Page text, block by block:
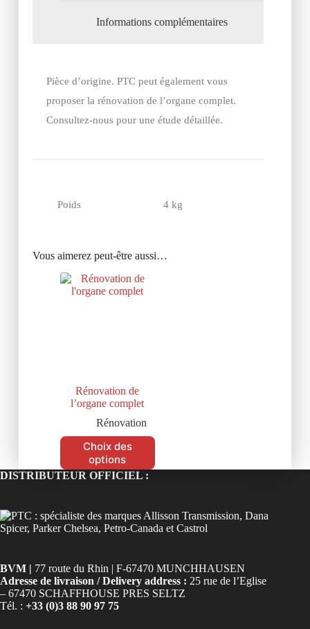
Informations complémentaires
Pièce d’origine. PTC peut également vous
proposer la rénovation de l’organe complet.
Consultez-nous pour une étude détaillée.
Poids 4 kg
Vous aimerez peut-être aussi…
Rénovation de
l’organe complet
Rénovation
Choix des
options
DISTRIBUTEUR OFFICIEL :
BVM | 77 route du Rhin | F-67470 MUNCHHAUSEN
Adresse de livraison / Delivery address : 25 rue de l’Eglise
– 67470 SCHAFFHOUSE PRES SELTZ
Tél. : +33 (0)3 88 90 97 75